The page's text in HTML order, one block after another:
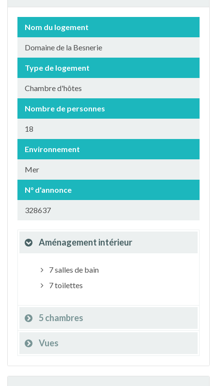
Nom du logement
Domaine de la Besnerie
Type de logement
Chambre d'hôtes
Nombre de personnes
18
Environnement
Mer
N° d'annonce
328637
Aménagement intérieur
7 salles de bain
7 toilettes
5 chambres
Vues